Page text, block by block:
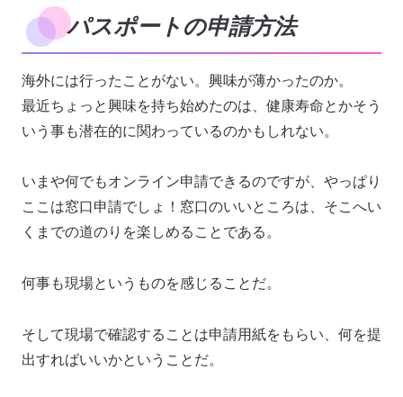
パスポートの申請方法
海外には行ったことがない。興味が薄かったのか。
最近ちょっと興味を持ち始めたのは、健康寿命とかそう
いう事も潜在的に関わっているのかもしれない。
いまや何でもオンライン申請できるのですが、やっぱり
ここは窓口申請でしょ！窓口のいいところは、そこへい
くまでの道のりを楽しめることである。
何事も現場というものを感じることだ。
そして現場で確認することは申請用紙をもらい、何を提
出すればいいかということだ。